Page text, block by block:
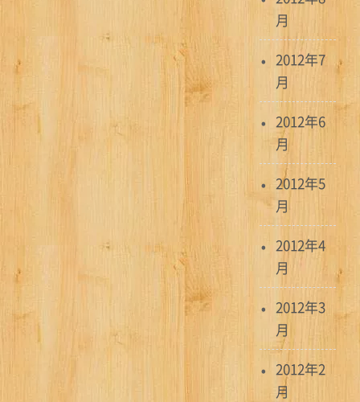
月
2012年7
月
2012年6
月
2012年5
月
2012年4
月
2012年3
月
2012年2
月